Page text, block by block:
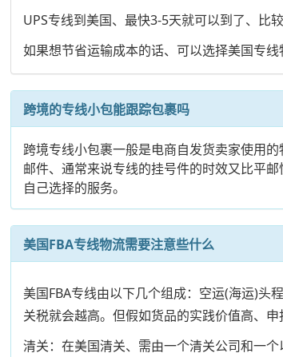
UPS专线到美国、最快3-5天就可以到了、比
如果想节省运输成本的话、可以选择美国专
跨境的专线小包能跟踪包裹吗
跨境专线小包裹一般是电商自发货卖家使用
邮件、通常来说专线的挂号件的时效又比平
自己选择的服务。
美国FBA专线物流需要注意些什么
美国FBA专线由以下几个组成：空运(海运)头
关税就会越高。但假如货品的实践价值高、
清关：在美国清关、需由一个清关公司和一